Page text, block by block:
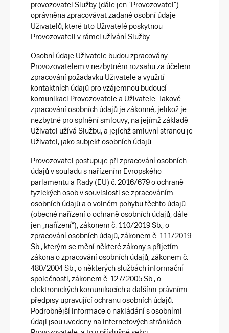
provozovatel Služby (dále jen “Provozovatel”)
oprávněna zpracovávat zadané osobní údaje
Uživatelů, které tito Uživatelé poskytnou
Provozovateli v rámci užívání Služby.
Osobní údaje Uživatele budou zpracovány
Provozovatelem v nezbytném rozsahu za účelem
zpracování požadavku Uživatele a využití
kontaktních údajů pro vzájemnou budoucí
komunikaci Provozovatele a Uživatele. Takové
zpracování osobních údajů je zákonné, jelikož je
nezbytné pro splnění smlouvy, na jejímž základě
Uživatel užívá Službu, a jejíchž smluvní stranou je
Uživatel, jako subjekt osobních údajů.
Provozovatel postupuje při zpracování osobních
údajů v souladu s nařízením Evropského
parlamentu a Rady (EU) č. 2016/679 o ochraně
fyzických osob v souvislosti se zpracováním
osobních údajů a o volném pohybu těchto údajů
(obecné nařízení o ochraně osobních údajů, dále
jen „nařízení“), zákonem č. 110/2019 Sb., o
zpracování osobních údajů, zákonem č. 111/2019
Sb., kterým se mění některé zákony s přijetím
zákona o zpracování osobních údajů, zákonem č.
480/2004 Sb., o některých službách informační
společnosti, zákonem č. 127/2005 Sb., o
elektronických komunikacích a dalšími právními
předpisy upravující ochranu osobních údajů.
Podrobnější informace o nakládání s osobními
údaji jsou uvedeny na internetových stránkách